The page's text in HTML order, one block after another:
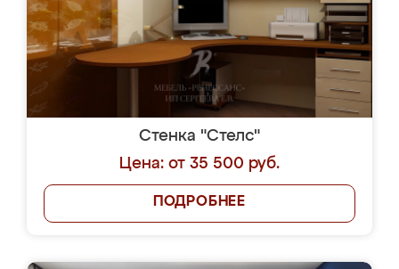
Стенка "Стелс"
Цена: от 35 500 руб.
ПОДРОБНЕЕ